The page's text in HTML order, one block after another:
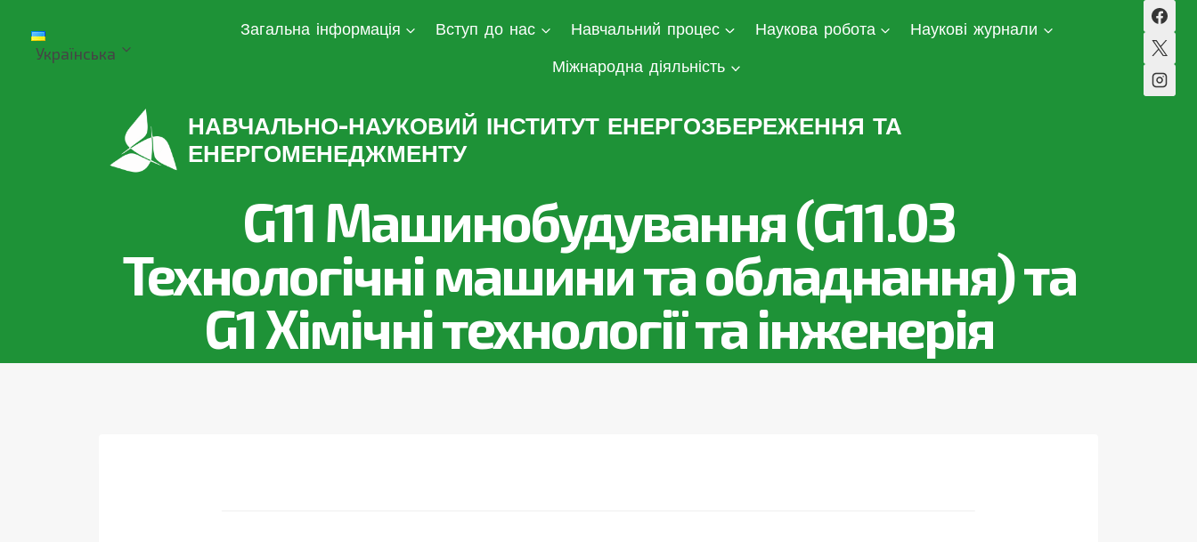
вмістуУкраїнська
Загальна інформація Вступ до нас Навчальний процес Наукова робота
Наукові журнали
Міжнародна діяльність
НАВЧАЛЬНО-НАУКОВИЙ ІНСТИТУТ ЕНЕРГОЗБЕРЕЖЕННЯ ТА
ЕНЕРГОМЕНЕДЖМЕНТУ
G11 Машинобудування (G11.03
Технологічні машини та обладнання) та
G1 Хімічні технології та інженерія